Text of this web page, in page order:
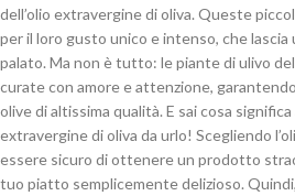
dell’olio extravergine di oliva. Queste
per il loro gusto unico e intenso, che lascia
palato. Ma non è tutto: le piante di ulivo
curate con amore e attenzione,
olive di altissima qualità. E sai cosa
extravergine di oliva da urlo! Scegliendo
essere sicuro di ottenere un prodotto
tuo piatto semplicemente delizioso.